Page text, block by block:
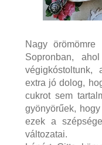
Nagy
Sopronban,
extra jó dolog,
cukrot sem
gyönyörűek,
ezek a
változatai.